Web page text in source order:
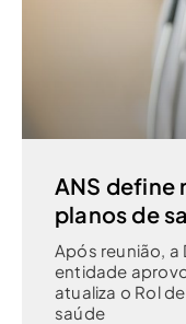
ANS define
planos de
Após reunião, a
entidade
atualiza o Rol
saúde